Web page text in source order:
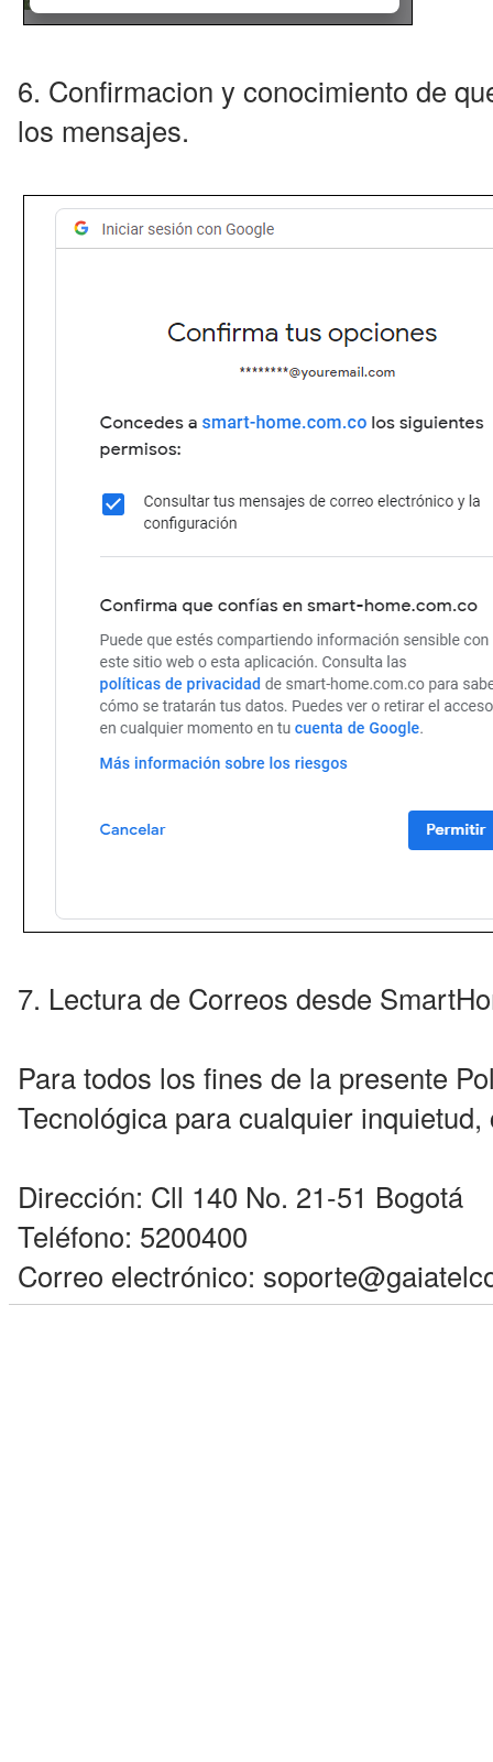
6. Confirmacion y conocimiento de
los mensajes.
7. Lectura de Correos desde
Para todos los fines de la presente
Tecnológica para cualquier
Dirección: Cll 140 No. 21-51 Bogotá
Teléfono: 5200400
Correo electrónico: